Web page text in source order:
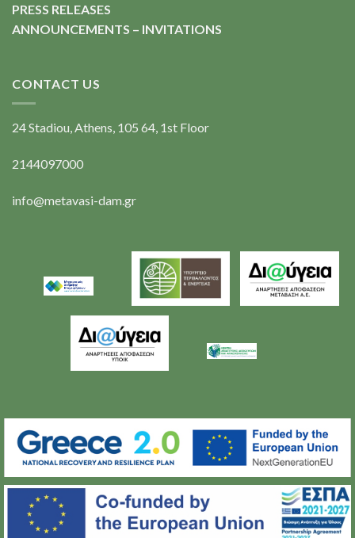
PRESS RELEASES
ANNOUNCEMENTS – INVITATIONS
CONTACT US
24 Stadiou, Athens, 105 64, 1st Floor
2144097000
info@metavasi-dam.gr